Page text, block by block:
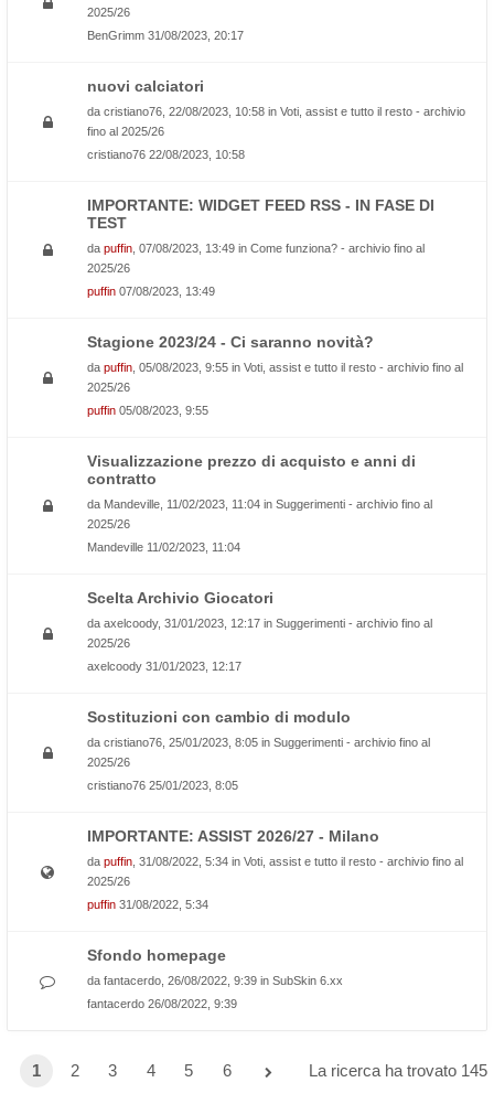
2025/26
BenGrimm 31/08/2023, 20:17
nuovi calciatori
da cristiano76 , 22/08/2023, 10:58 in Voti, assist e tutto il resto - archivio
fino al 2025/26
cristiano76 22/08/2023, 10:58
IMPORTANTE: WIDGET FEED RSS - IN FASE DI
TEST
da puffin , 07/08/2023, 13:49 in Come funziona? - archivio fino al
2025/26
puffin 07/08/2023, 13:49
Stagione 2023/24 - Ci saranno novità?
da puffin , 05/08/2023, 9:55 in Voti, assist e tutto il resto - archivio fino al
2025/26
puffin 05/08/2023, 9:55
Visualizzazione prezzo di acquisto e anni di
contratto
da Mandeville , 11/02/2023, 11:04 in Suggerimenti - archivio fino al
2025/26
Mandeville 11/02/2023, 11:04
Scelta Archivio Giocatori
da axelcoody, 31/01/2023, 12:17 in Suggerimenti - archivio fino al
2025/26
axelcoody 31/01/2023, 12:17
Sostituzioni con cambio di modulo
da cristiano76 , 25/01/2023, 8:05 in Suggerimenti - archivio fino al
2025/26
cristiano76 25/01/2023, 8:05
IMPORTANTE: ASSIST 2026/27 - Milano
da puffin , 31/08/2022, 5:34 in Voti, assist e tutto il resto - archivio fino al
2025/26
puffin 31/08/2022, 5:34
Sfondo homepage
da fantacerdo , 26/08/2022, 9:39 in SubSkin 6.xx
fantacerdo 26/08/2022, 9:39
1 2 3 4 5 6 La ricerca ha trovato 145